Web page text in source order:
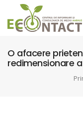
O afacere
redimensionare